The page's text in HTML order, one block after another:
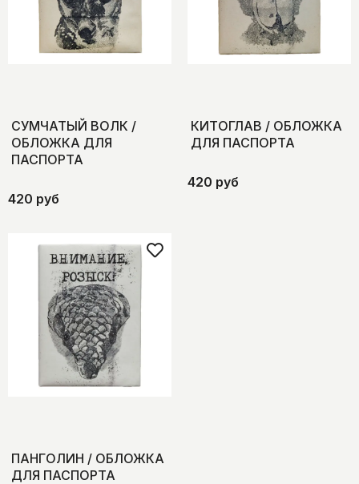
СУМЧАТЫЙ ВОЛК /
ОБЛОЖКА ДЛЯ
ПАСПОРТА
420 руб
КИТОГЛАВ / ОБЛОЖКА
ДЛЯ ПАСПОРТА
420 руб
ПАНГОЛИН / ОБЛОЖКА
ДЛЯ ПАСПОРТА